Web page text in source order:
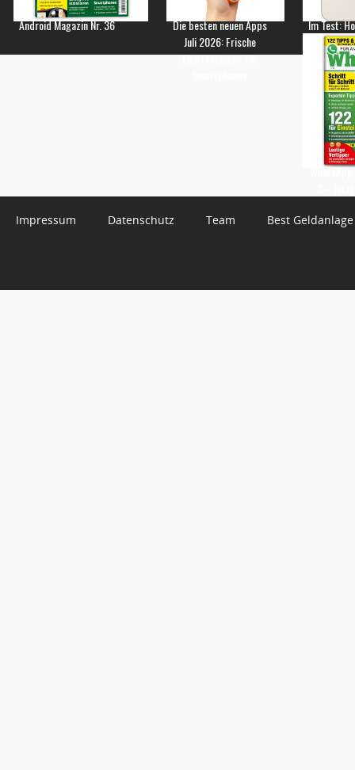
Android Magazin Nr. 36
Die besten neuen Apps
Juli 2026: Frische
Empfehlungen für
Im Test:
Impressum Datenschutz Team Best Geldanlage